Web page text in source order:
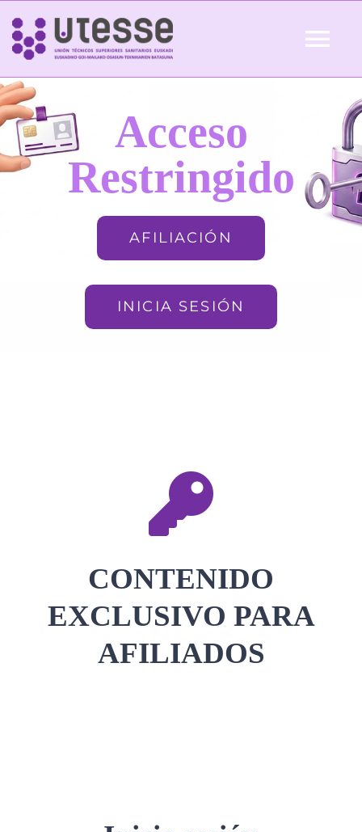
Skip
content
Inicio
QUIÉNES SOMOS Acceso
Restringido
AFILIACIÓN
INICIA SESIÓN
CONTENIDO
EXCLUSIVO PARA
AFILIADOS